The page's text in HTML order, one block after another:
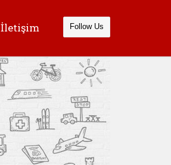
Follow Us
İletişim